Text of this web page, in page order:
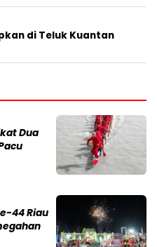
di Teluk Kuantan
Dua
44 Riau